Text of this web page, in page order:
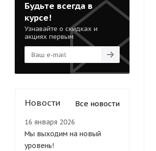
Будьте всегда в
курсе!
Узнавайте о скидках и
акциях первым
Новости Все новости
16 января 2026
Мы выходим на новый
уровень!